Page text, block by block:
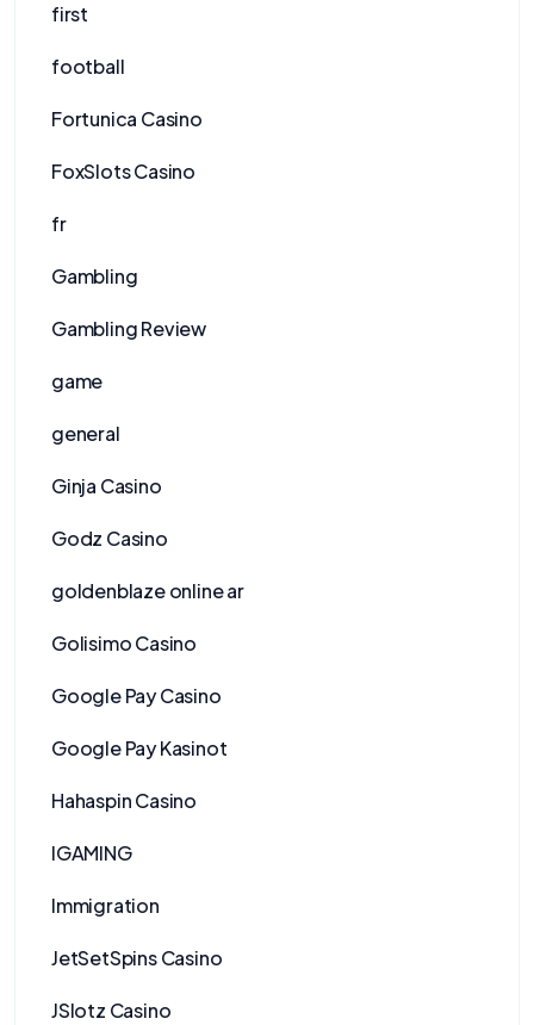
first
football
Fortunica Casino
FoxSlots Casino
fr
Gambling
Gambling Review
game
general
Ginja Casino
Godz Casino
goldenblaze online ar
Golisimo Casino
Google Pay Casino
Google Pay Kasinot
Hahaspin Casino
IGAMING
Immigration
JetSetSpins Casino
JSlotz Casino